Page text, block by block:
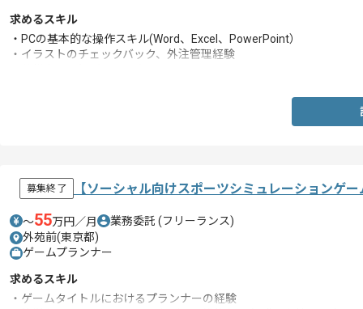
求めるスキル
・PCの基本的な操作スキル(Word、Excel、PowerPoint）
・イラストのチェックバック、外注管理経験
募集終了 【ソーシャル向けスポーツシミュレーションゲ
〜55万円／月 業務委託 (フリーランス)
外苑前(東京都)
ゲームプランナー
求めるスキル
・ゲームタイトルにおけるプランナーの経験